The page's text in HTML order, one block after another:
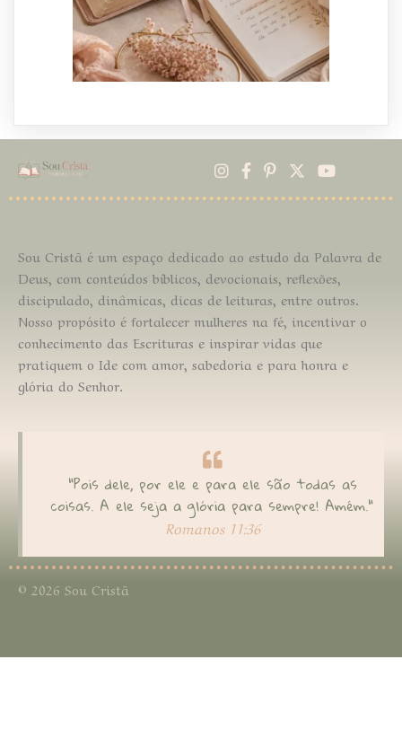
Sou Cristã é um espaço dedicado ao estudo da Palavra de
Deus, com conteúdos bíblicos, devocionais, reflexões,
discipulado, dinâmicas, dicas de leituras, entre outros.
Nosso propósito é fortalecer mulheres na fé, incentivar o
conhecimento das Escrituras e inspirar vidas que
pratiquem o Ide com amor, sabedoria e para honra e
glória do Senhor.
"Pois dele, por ele e para ele são todas as
coisas. A ele seja a glória para sempre! Amém."
Romanos 11:36
© 2026 Sou Cristã